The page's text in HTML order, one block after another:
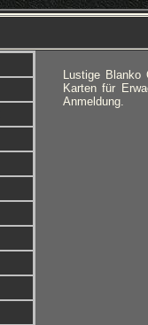
Lustige Blanko
Karten für
Anmeldung.